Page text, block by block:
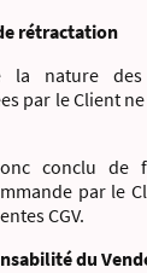
rétractation
la nature
par le Client
conclu de
par le
CGV.
du